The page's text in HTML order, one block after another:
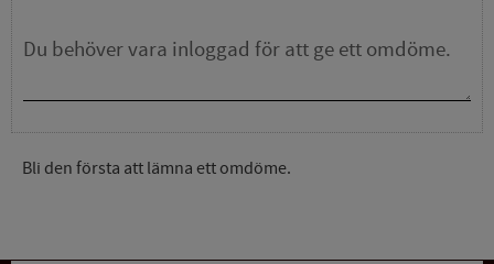
Bli den första att lämna ett omdöme.